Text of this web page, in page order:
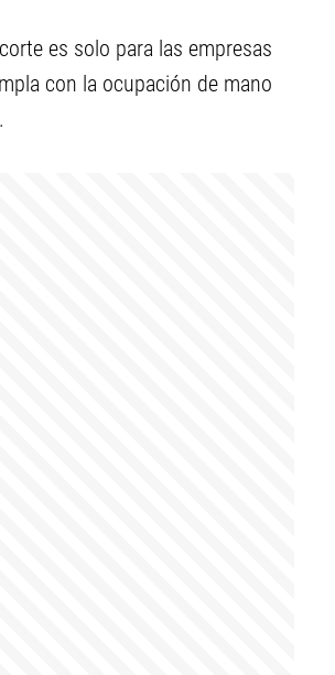
es solo para las empresas
con la ocupación de mano